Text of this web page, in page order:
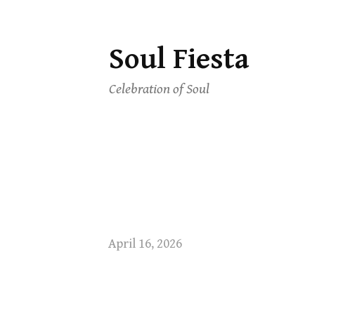
Skip
to
content
Soul Fiesta
Celebration of Soul
April 16, 2026